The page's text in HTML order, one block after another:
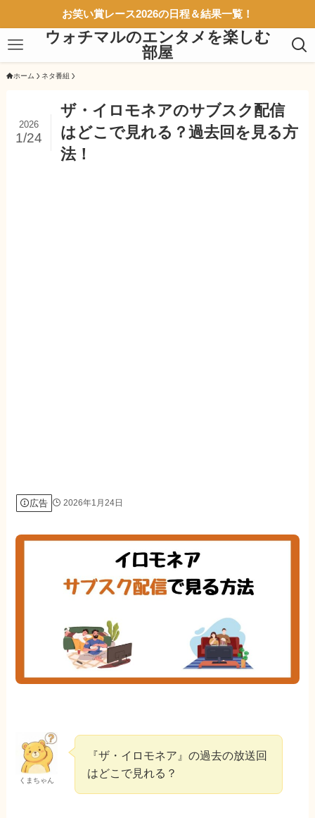
お笑い賞レース2026の日程＆結果一覧！
ウォチマルのエンタメを楽しむ
部屋
ホーム ネタ番組
ザ・イロモネアのサブスク配信
はどこで見れる？過去回を見る方
法！
2026
1/24
広告 2026年1月24日
くまちゃん
『ザ・イロモネア』の過去の放送回
はどこで見れる？